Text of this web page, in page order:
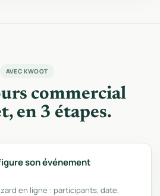
AVEC KWOOT
commercial
en 3 étapes.
son événement
en ligne : participants, date,